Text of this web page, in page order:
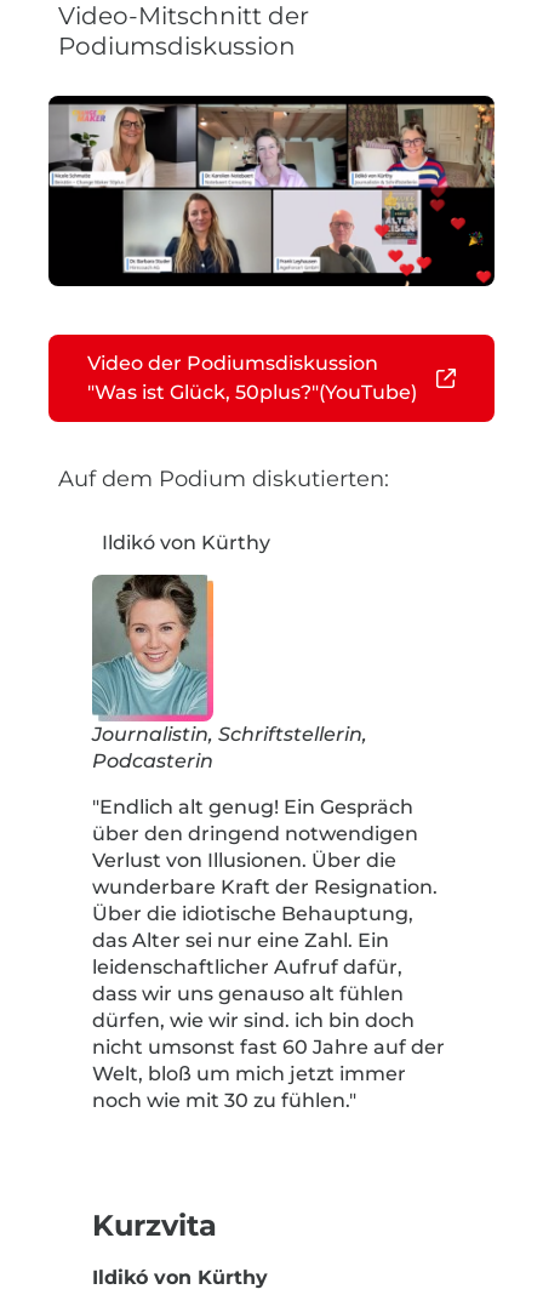
Video-Mitschnitt der
Podiumsdiskussion
Video der Podiumsdiskussion
"Was ist Glück, 50plus?"(YouTube)
Auf dem Podium diskutierten:
Ildikó von Kürthy
Journalistin, Schriftstellerin,
Podcasterin
"Endlich alt genug! Ein Gespräch
über den dringend notwendigen
Verlust von Illusionen. Über die
wunderbare Kraft der Resignation.
Über die idiotische Behauptung,
das Alter sei nur eine Zahl. Ein
leidenschaftlicher Aufruf dafür,
dass wir uns genauso alt fühlen
dürfen, wie wir sind. ich bin doch
nicht umsonst fast 60 Jahre auf der
Welt, bloß um mich jetzt immer
noch wie mit 30 zu fühlen."
Kurzvita
Ildikó von Kürthy